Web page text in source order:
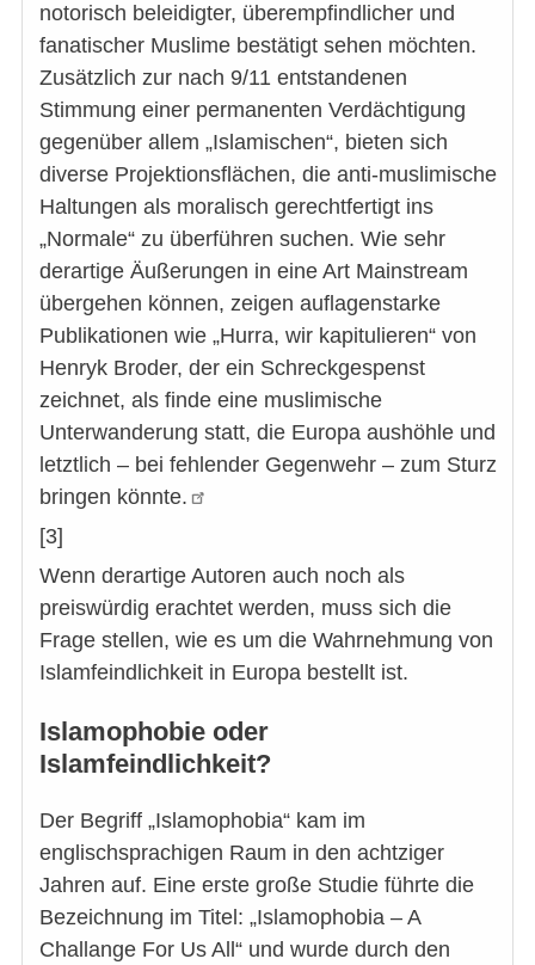
notorisch beleidigter, überempfindlicher und
fanatischer Muslime bestätigt sehen möchten.
Zusätzlich zur nach 9/11 entstandenen
Stimmung einer permanenten Verdächtigung
gegenüber allem „Islamischen“, bieten sich
diverse Projektionsflächen, die anti-muslimische
Haltungen als moralisch gerechtfertigt ins
„Normale“ zu überführen suchen. Wie sehr
derartige Äußerungen in eine Art Mainstream
übergehen können, zeigen auflagenstarke
Publikationen wie „Hurra, wir kapitulieren“ von
Henryk Broder, der ein Schreckgespenst
zeichnet, als finde eine muslimische
Unterwanderung statt, die Europa aushöhle und
letztlich – bei fehlender Gegenwehr – zum Sturz
bringen könnte.
[3]
Wenn derartige Autoren auch noch als
preiswürdig erachtet werden, muss sich die
Frage stellen, wie es um die Wahrnehmung von
Islamfeindlichkeit in Europa bestellt ist.
Islamophobie oder
Islamfeindlichkeit?
Der Begriff „Islamophobia“ kam im
englischsprachigen Raum in den achtziger
Jahren auf. Eine erste große Studie führte die
Bezeichnung im Titel: „Islamophobia – A
Challange For Us All“ und wurde durch den